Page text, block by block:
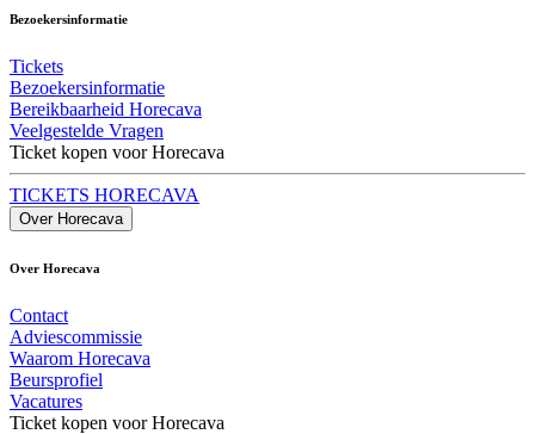
Bezoekersinformatie
Tickets
Bezoekersinformatie
Bereikbaarheid Horecava
Veelgestelde Vragen
Ticket kopen voor Horecava
TICKETS HORECAVA
Over Horecava
Over Horecava
Contact
Adviescommissie
Waarom Horecava
Beursprofiel
Vacatures
Ticket kopen voor Horecava